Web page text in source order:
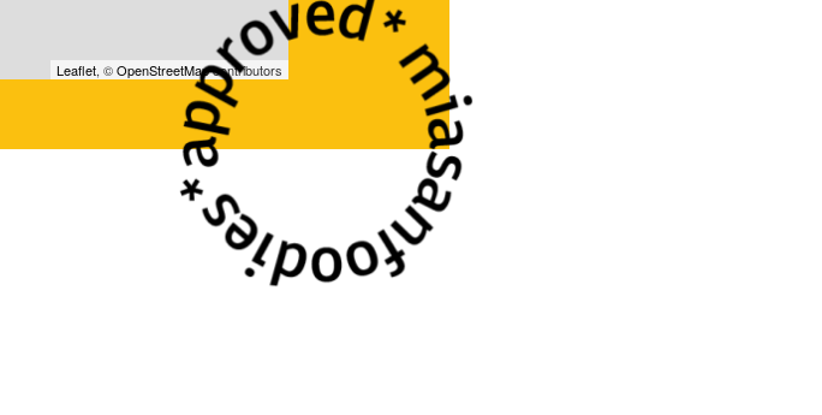
Leaflet, ©OpenStreetMapcontributors